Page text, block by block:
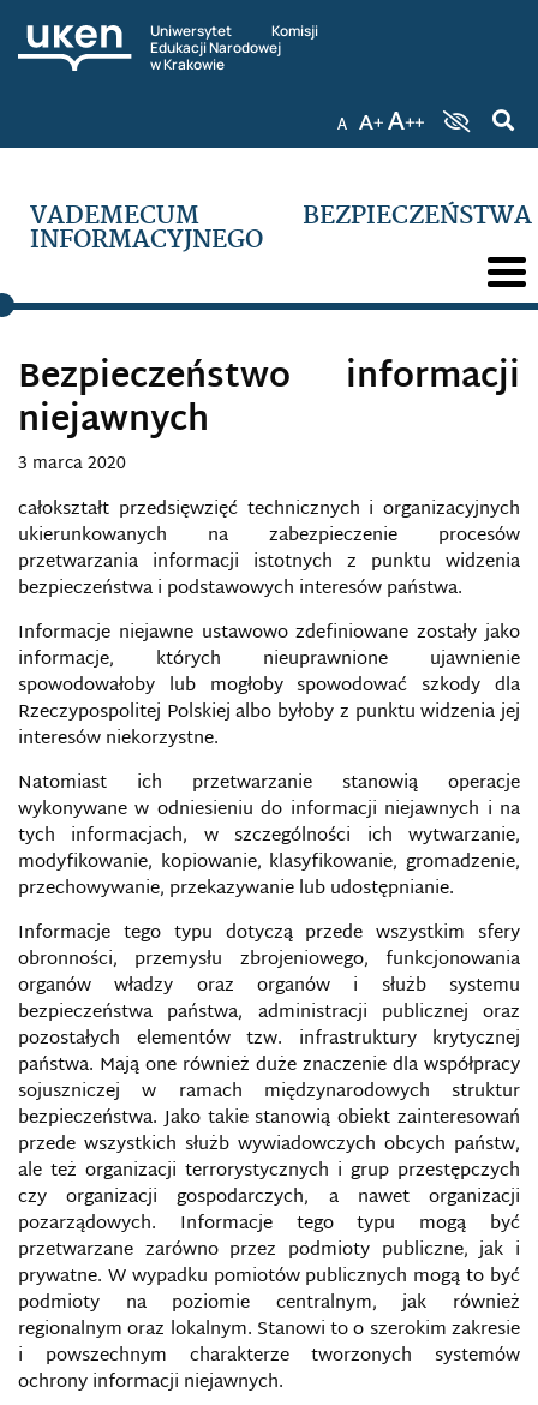
Uniwersytet Komisji
Edukacji Narodowej
w Krakowie
VADEMECUM BEZPIECZEŃSTWA
INFORMACYJNEGO
Bezpieczeństwo informacji
niejawnych
3 marca 2020
całokształt przedsięwzięć technicznych i organizacyjnych
ukierunkowanych na zabezpieczenie procesów
przetwarzania informacji istotnych z punktu widzenia
bezpieczeństwa i podstawowych interesów państwa.
Informacje niejawne ustawowo zdefiniowane zostały jako
informacje, których nieuprawnione ujawnienie
spowodowałoby lub mogłoby spowodować szkody dla
Rzeczypospolitej Polskiej albo byłoby z punktu widzenia jej
interesów niekorzystne.
Natomiast ich przetwarzanie stanowią operacje
wykonywane w odniesieniu do informacji niejawnych i na
tych informacjach, w szczególności ich wytwarzanie,
modyfikowanie, kopiowanie, klasyfikowanie, gromadzenie,
przechowywanie, przekazywanie lub udostępnianie.
Informacje tego typu dotyczą przede wszystkim sfery
obronności, przemysłu zbrojeniowego, funkcjonowania
organów władzy oraz organów i służb systemu
bezpieczeństwa państwa, administracji publicznej oraz
pozostałych elementów tzw. infrastruktury krytycznej
państwa. Mają one również duże znaczenie dla współpracy
sojuszniczej w ramach międzynarodowych struktur
bezpieczeństwa. Jako takie stanowią obiekt zainteresowań
przede wszystkich służb wywiadowczych obcych państw,
ale też organizacji terrorystycznych i grup przestępczych
czy organizacji gospodarczych, a nawet organizacji
pozarządowych. Informacje tego typu mogą być
przetwarzane zarówno przez podmioty publiczne, jak i
prywatne. W wypadku pomiotów publicznych mogą to być
podmioty na poziomie centralnym, jak również
regionalnym oraz lokalnym. Stanowi to o szerokim zakresie
i powszechnym charakterze tworzonych systemów
ochrony informacji niejawnych.